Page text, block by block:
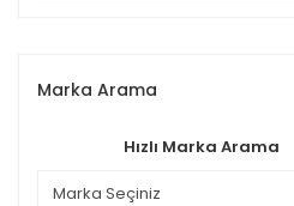
Marka Arama
Hızlı Marka Arama